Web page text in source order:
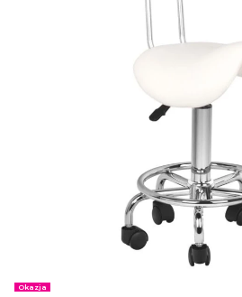
Etykiety
Okazja